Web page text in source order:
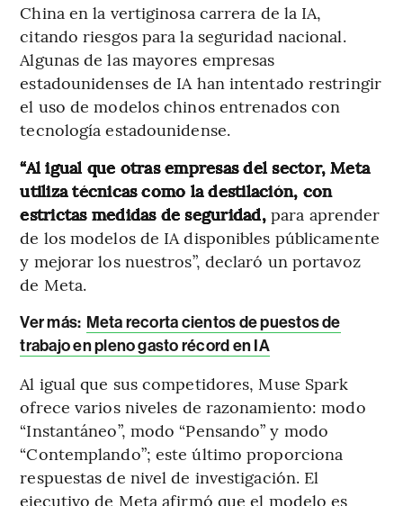
China en la vertiginosa carrera de la IA,
citando riesgos para la seguridad nacional.
Algunas de las mayores empresas
estadounidenses de IA han intentado restringir
el uso de modelos chinos entrenados con
tecnología estadounidense.
“Al igual que otras empresas del sector, Meta
utiliza técnicas como la destilación, con
estrictas medidas de seguridad,para aprender
de los modelos de IA disponibles públicamente
y mejorar los nuestros”, declaró un portavoz
de Meta.
Ver más: Meta recorta cientos de puestos de
trabajo en pleno gasto récord en IA
Al igual que sus competidores, Muse Spark
ofrece varios niveles de razonamiento: modo
“Instantáneo”, modo “Pensando” y modo
“Contemplando”; este último proporciona
respuestas de nivel de investigación. El
ejecutivo de Meta afirmó que el modelo es